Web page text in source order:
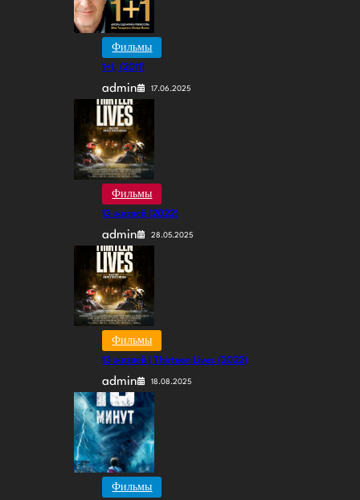
Фильмы
1+1, (2011)
admin 17.06.2025
Фильмы
13 жизней (2022)
admin 28.05.2025
Фильмы
13 жизней | Thirteen Lives (2022)
admin 18.08.2025
Фильмы